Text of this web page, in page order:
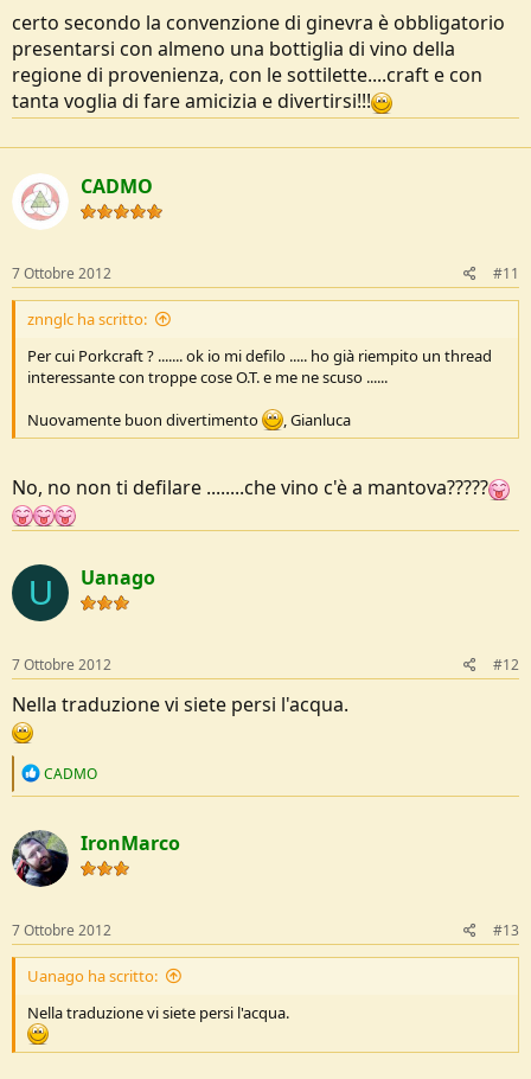
Il Gozzoviglio.
certo secondo la convenzione di ginevra è obbligatorio
presentarsi con almeno una bottiglia di vino della
regione di provenienza, con le sottilette....craft e con
tanta voglia di fare amicizia e divertirsi!!!
CADMO
7 Ottobre 2012 #11
znnglc ha scritto:
Per cui Porkcraft ? ....... ok io mi defilo ..... ho già riempito un thread
interessante con troppe cose O.T. e me ne scuso ......
Nuovamente buon divertimento
, Gianluca
No, no non ti defilare ........che vino c'è a mantova?????
U Uanago
7 Ottobre 2012 #12
Nella traduzione vi siete persi l'acqua.
R
c
t
i
o
s
:
CADMO
IronMarco
7 Ottobre 2012 #13
Uanago ha scritto:
Nella traduzione vi siete persi l'acqua.